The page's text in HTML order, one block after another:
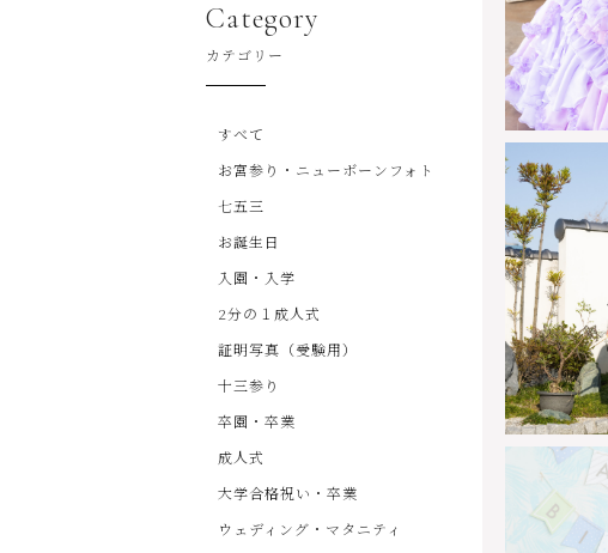
Category
カテゴリー
すべて
お宮参り・ニューボーンフォト
七五三
お誕生日
入園・入学
2分の１成人式
証明写真（受験用）
十三参り
卒園・卒業
成人式
大学合格祝い・卒業
ウェディング・マタニティ